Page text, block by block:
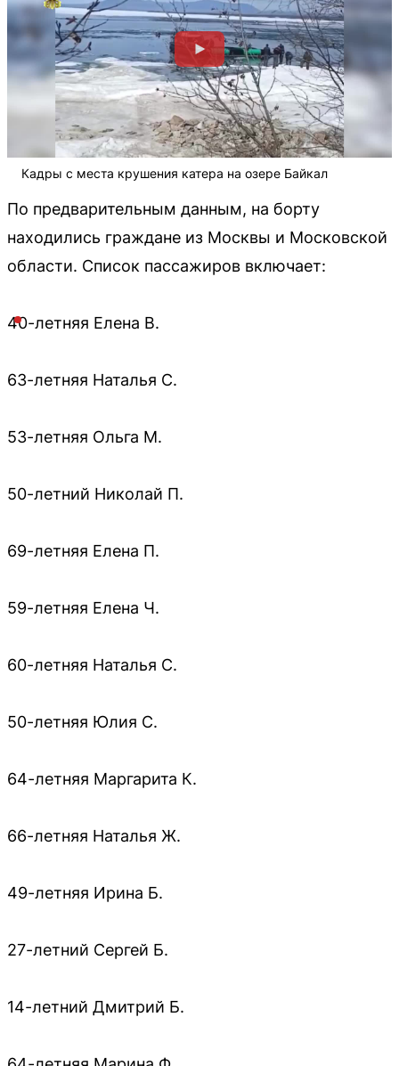
Кадры с места крушения катера на озере Байкал
По предварительным данным, на борту
находились граждане из Москвы и Московской
области. Список пассажиров включает:
40-летняя Елена В.
63-летняя Наталья С.
53-летняя Ольга М.
50-летний Николай П.
69-летняя Елена П.
59-летняя Елена Ч.
60-летняя Наталья С.
50-летняя Юлия С.
64-летняя Маргарита К.
66-летняя Наталья Ж.
49-летняя Ирина Б.
27-летний Сергей Б.
14-летний Дмитрий Б.